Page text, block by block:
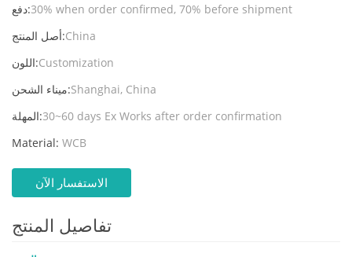
دفع:30% when order confirmed, 70% before shipment
أصل المنتج:China
اللون:Customization
ميناء الشحن:Shanghai, China
المهلة:30~60 days Ex Works after order confirmation
Material: WCB
الاستفسار الآن
تفاصيل المنتج